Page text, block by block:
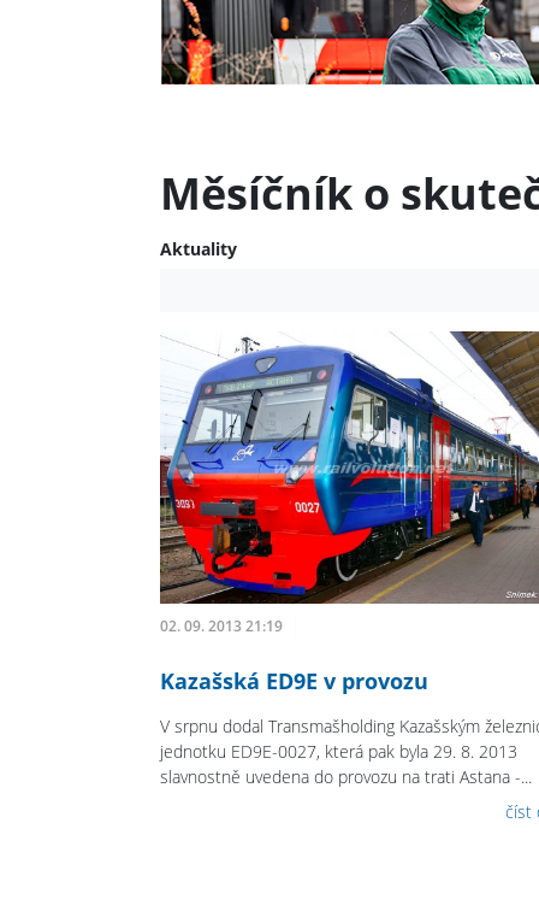
Měsíčník o
Aktuality
02. 09. 2013 21:19
Kazašská ED9E v provozu
V srpnu dodal Transmašholding Kazašským
jednotku ED9E-0027, která pak byla 29. 8. 2013
slavnostně uvedena do provozu na trati Astana -...
číst